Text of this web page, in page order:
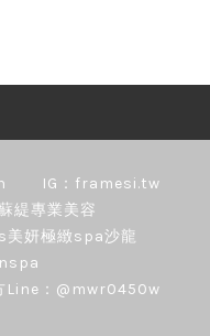
IG：framesi.tw
緹專業美容
美妍極緻spa沙龍
Line：@mwr0450w